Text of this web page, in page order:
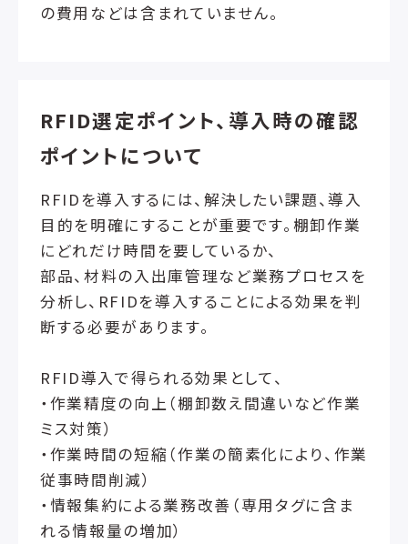
の費用などは含まれていません。
RFID選定ポイント、導入時の確認
ポイントについて
RFIDを導入するには、解決したい課題、導入
目的を明確にすることが重要です。棚卸作業
にどれだけ時間を要しているか、
部品、材料の入出庫管理など業務プロセスを
分析し、RFIDを導入することによる効果を判
断する必要があります。
RFID導入で得られる効果として、
・作業精度の向上（棚卸数え間違いなど作業
ミス対策）
・作業時間の短縮（作業の簡素化により、作業
従事時間削減）
・情報集約による業務改善（専用タグに含ま
れる情報量の増加）